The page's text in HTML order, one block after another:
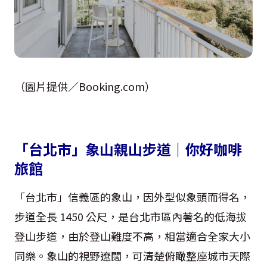
（圖片提供／Booking.com）
「台北市」象山親山步道｜你好咖啡
旅館
「台北市」信義區的象山，因外型似象頭而得名，
步道全長 1450 公尺，是台北市區內著名的低海拔
登山步道，由於登山難度不高，相當適合全家大小
同樂。象山的視野遼闊，可清楚俯瞰整座城市天際